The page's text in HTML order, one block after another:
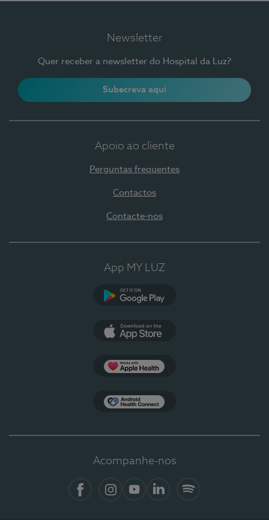
Newsletter
Quer receber a newsletter do Hospital da Luz?
Subscreva aqui
Apoio ao cliente
Perguntas frequentes
Contactos
Contacte-nos
App MY LUZ
Acompanhe-nos